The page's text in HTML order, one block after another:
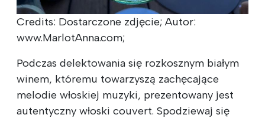
Credits: Dostarczone zdjęcie; Autor:
www.MarlotAnna.com;
Podczas delektowania się rozkosznym białym
winem, któremu towarzyszą zachęcające
melodie włoskiej muzyki, prezentowany jest
autentyczny włoski couvert. Spodziewaj się